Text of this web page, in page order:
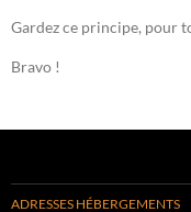
Gardez ce principe, pour
Bravo !
ADRESSES HÉBERGEMENTS